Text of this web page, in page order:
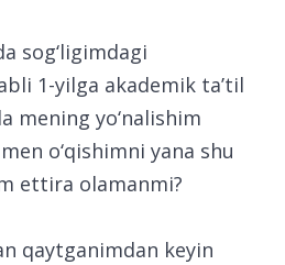
sog‘ligimdagi
1-yilga akademik ta’til
mening yo‘nalishim
o‘qishimni yana shu
ettira olamanmi?
qaytganimdan keyin